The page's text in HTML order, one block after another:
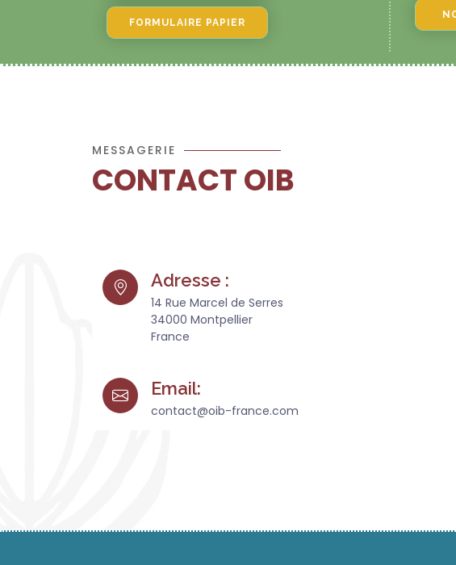
FORMULAIRE PAPIER
MESSAGERIE
CONTACT OIB
Adresse :
14 Rue Marcel de Serres
34000 Montpellier
France
Email:
contact@oib-france.com